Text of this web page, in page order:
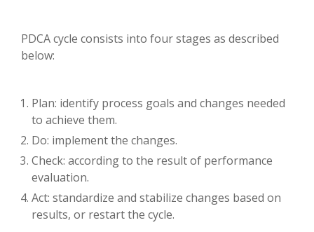
PDCA cycle consists into four stages as described
below:
Plan: identify process goals and changes needed
to achieve them.
Do: implement the changes.
Check: according to the result of performance
evaluation.
Act: standardize and stabilize changes based on
results, or restart the cycle.